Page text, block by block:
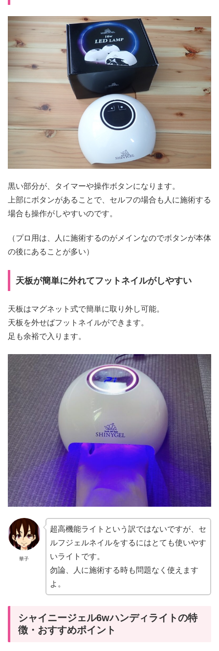
黒い部分が、タイマーや操作ボタンになります。
上部にボタンがあることで、セルフの場合も人に施術する
場合も操作がしやすいのです。
（プロ用は、人に施術するのがメインなのでボタンが本体
の後にあることが多い）
天板が簡単に外れてフットネイルがしやすい
天板はマグネット式で簡単に取り外し可能。
天板を外せばフットネイルができます。
足も余裕で入ります。
華子
超高機能ライトという訳ではないですが、セ
ルフジェルネイルをするにはとても使いやす
いライトです。
勿論、人に施術する時も問題なく使えます
よ。
シャイニージェル6wハンディライトの特
徴・おすすめポイント